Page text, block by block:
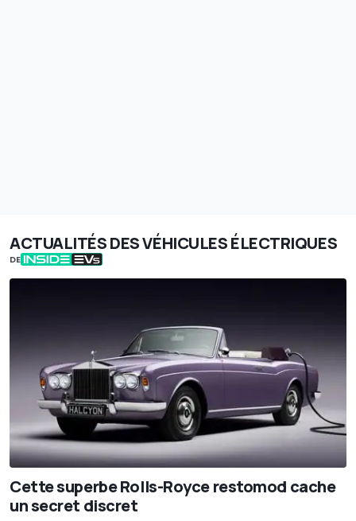
ACTUALITÉS DES VÉHICULES ÉLECTRIQUES
DE
Cette superbe Rolls-Royce restomod cache
un secret discret